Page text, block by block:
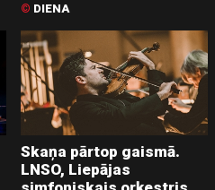
© DIENA
Skaņa pārtop gaismā.
LNSO, Liepājas